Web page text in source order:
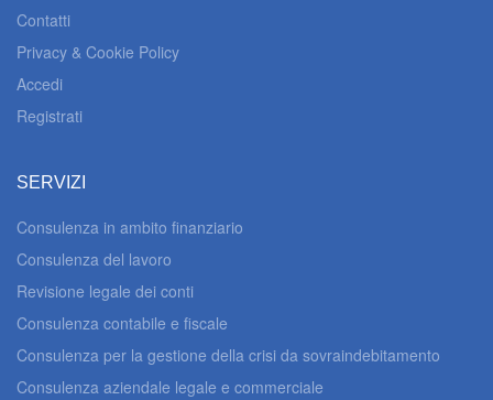
Contatti
Privacy & Cookie Policy
Accedi
Registrati
SERVIZI
Consulenza in ambito finanziario
Consulenza del lavoro
Revisione legale dei conti
Consulenza contabile e fiscale
Consulenza per la gestione della crisi da sovraindebitamento
Consulenza aziendale legale e commerciale